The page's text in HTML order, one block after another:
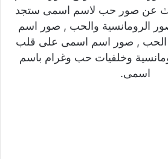
عن صور حب لاسم اسمى ستجد
الرومانسية والحب , صور اسم
الحب , صور اسم اسمى على قلب
وخلفيات حب وغرام باسم
اسمى.